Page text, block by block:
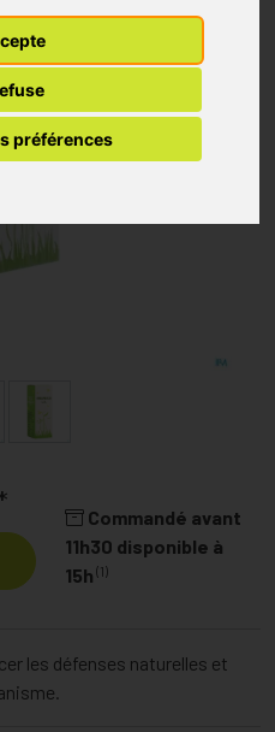
préférences
Commandé avant
11h30 disponible à
15h (1)
les défenses naturelles et